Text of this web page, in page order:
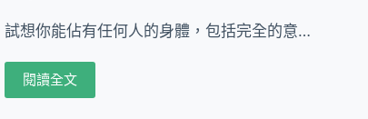
試想你能佔有任何人的身體，包括完全的意…
閱讀全文